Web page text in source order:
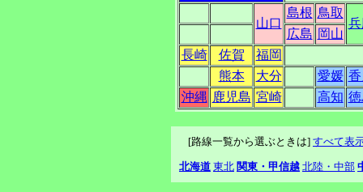
山口
島根 鳥取
広島 岡山
長崎
佐賀
福岡
熊本
大分 愛媛
沖縄 鹿児島 宮崎 高知
[路線一覧から選ぶときは] すべて表
北海道 東北 関東・甲信越 北陸・中部